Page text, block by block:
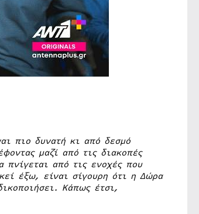
πιο δυνατή κι από δεσμό
μαζί από τις διακοπές
από τις ενοχές που
έξω, είναι σίγουρη ότι η Δώρα
Κάπως έτσι,